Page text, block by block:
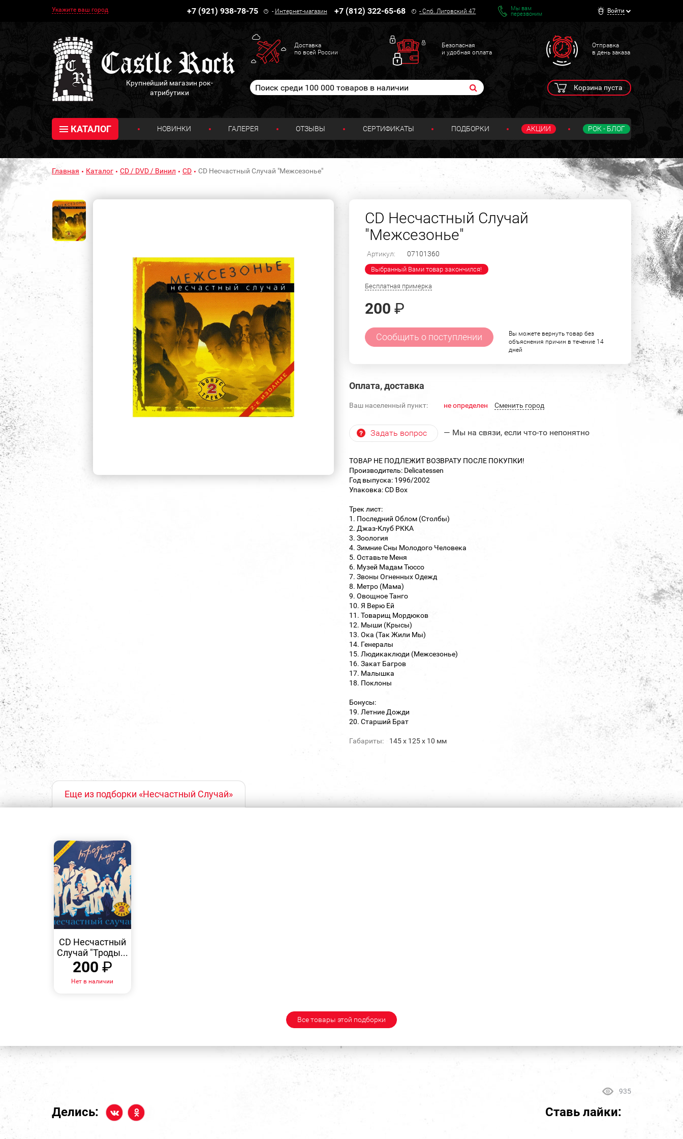
Укажите ваш город +7 (921) 938-78-75 - Интернет-магазин +7 (812) 322-65-68 -Спб. Лиговский 47
Мы вам
перезвоним
Войти
Крупнейший магазин рок-
атрибутики
Доставка
по всей России
Безопасная
и удобная оплата
Отправка
в день заказа
Корзина пуста
КАТАЛОГ НОВИНКИ ГАЛЕРЕЯ ОТЗЫВЫ СЕРТИФИКАТЫ ПОДБОРКИ АКЦИИ РОК - БЛОГ
Главная Каталог CD / DVD / Винил CD CD Несчастный Случай "Межсезонье"
CD Несчастный Случай
"Межсезонье"
Артикул: 07101360
Выбранный Вами товар закончился!
Бесплатная примерка
200 ₽
Сообщить о поступлении
Вы можете вернуть товар без
объяснения причин в течение 14
дней
Оплата, доставка
Ваш населенный пункт: не определен Cменить город
Задать вопрос — Мы на связи, если что-то непонятно
ТОВАР НЕ ПОДЛЕЖИТ ВОЗВРАТУ ПОСЛЕ ПОКУПКИ!
Производитель: Delicatessen
Год выпуска: 1996/2002
Упаковка: CD Box
Трек лист:
1. Последний Облом (Столбы)
2. Джаз-Клуб РККА
3. Зоология
4. Зимние Сны Молодого Человека
5. Оставьте Меня
6. Музей Мадам Тюссо
7. Звоны Огненных Одежд
8. Метро (Мама)
9. Овощное Танго
10. Я Верю Ей
11. Товарищ Мордюков
12. Мыши (Крысы)
13. Ока (Так Жили Мы)
14. Генералы
15. Людикаклюди (Межсезонье)
16. Закат Багров
17. Малышка
18. Поклоны
Бонусы:
19. Летние Дожди
20. Старший Брат
Габариты: 145 х 125 х 10 мм
Еще из подборки «Несчастный Случай»
CD Несчастный
Случай "Троды...
200 ₽
Нет в наличии
Все товары этой подборки
935
Делись: Ставь лайки: